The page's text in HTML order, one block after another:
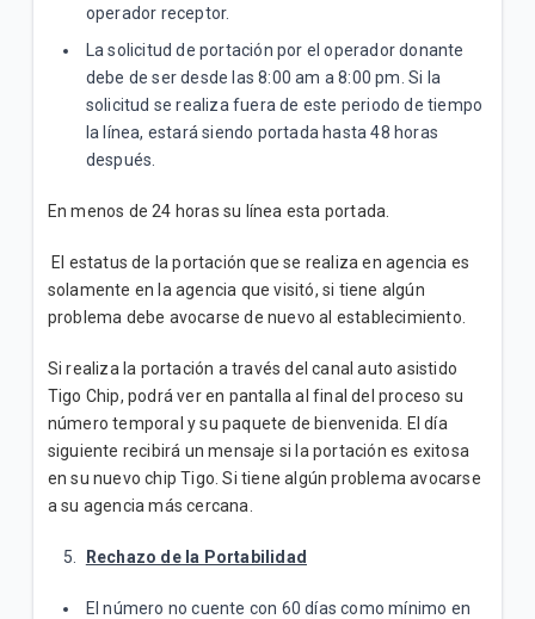
operador receptor.
La solicitud de portación por el operador donante
debe de ser desde las 8:00 am a 8:00 pm. Si la
solicitud se realiza fuera de este periodo de tiempo
la línea, estará siendo portada hasta 48 horas
después.
En menos de 24 horas su línea esta portada.
El estatus de la portación que se realiza en agencia es
solamente en la agencia que visitó, si tiene algún
problema debe avocarse de nuevo al establecimiento.
Si realiza la portación a través del canal auto asistido
Tigo Chip, podrá ver en pantalla al final del proceso su
número temporal y su paquete de bienvenida. El día
siguiente recibirá un mensaje si la portación es exitosa
en su nuevo chip Tigo. Si tiene algún problema avocarse
a su agencia más cercana.
Rechazo de la Portabilidad
El número no cuente con 60 días como mínimo en